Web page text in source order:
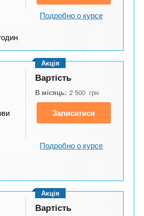
Подробно о курсе
Акція
Вартість
В місяць: 2 500 грн
Записатися
Подробно о курсе
Акція
Вартість